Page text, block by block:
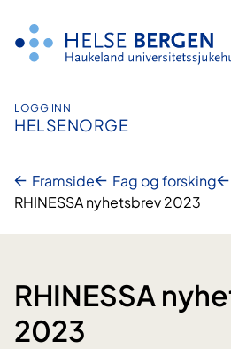
innhald
LOGG INN
HELSENORGE
Framside Fag og forsking
RHINESSA nyhetsbrev 2023
RHINESSA
2023